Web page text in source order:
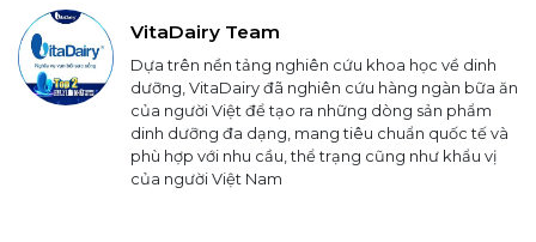
VitaDairy Team
Dựa trên nền tảng nghiên cứu khoa học về dinh
dưỡng, VitaDairy đã nghiên cứu hàng ngàn bữa ăn
của người Việt để tạo ra những dòng sản phẩm
dinh dưỡng đa dạng, mang tiêu chuẩn quốc tế và
phù hợp với nhu cầu, thể trạng cũng như khẩu vị
của người Việt Nam